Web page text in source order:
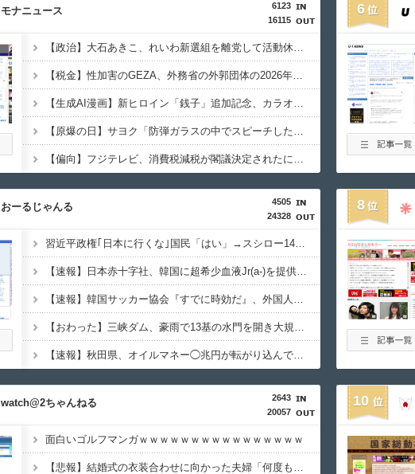
6123
16115
モナニュース
【政治】大石あきこ、れいわ新選組を離党して活動休止…「スジは通します」とは何だったのか
【税金】性加害のGEZA、外務省の外郭団体の2026年度準公金事業に選ばれていた…ネット「首相を小馬鹿にしながら公金に群がってたの？」「右手で補助金もらいながら左手で反政府」
【生成AI漫画】新ヒロイン「銭子」追加記念、カラオケ懇親パーティー
【原爆の日】サヨク「防弾ガラスの中でスピーチした総理がこれまでいたんだろうか。オバマ大統領でさえ、防弾ガラスなんてなかった！」→石破茂＆オバマ大統領も使ってました
【偏向】フジテレビ、消費税減税が閣議決定されたにも関わらず、消費税減税に反対する大学生を用意して印象操作
6
4505
24328
おーるじゃんる
習近平政権｢日本に行くな｣国民「はい」→スシロー14時間待ちｗ
【速報】日本赤十字社、韓国に超希少血液Jr(a-)を提供「韓国内では適合する血液を確保できなかった」※今回で4回目
【速報】韓国サッカー協会『すでに時効だ』、外国人審判らへ性的接待疑惑→ロンドン五輪は銅メダルはく奪の可能性「審判の国籍は日本、UAE、イラン」
【おわった】三峡ダム、豪雨で13基の水門を開き大規模放流開始か 下流の工場地帯に洪水流入で崩壊はじまる
【速報】秋田県、オイルマネー◯兆円が転がり込んでガチで東北最強へ
8
2643
20057
watch@2ちゃんねる
面白いゴルフマンガｗｗｗｗｗｗｗｗｗｗｗｗｗｗｗｗ
【悲報】結婚式の衣装合わせに向かった夫婦「何度も何度も追突され…何が目的か本当に理解できない」東名高速で続いた約1.7キロの追突
10